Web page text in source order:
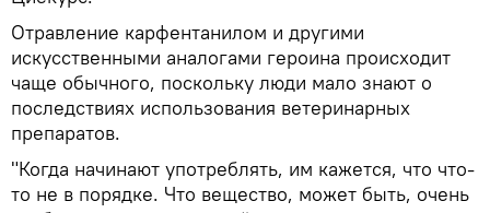
Отравление карфентанилом и другими
искусственными аналогами героина происходит
чаще обычного, поскольку люди мало знают о
последствиях использования ветеринарных
препаратов.
"Когда начинают употреблять, им кажется, что что-
то не в порядке. Что вещество, может быть, очень